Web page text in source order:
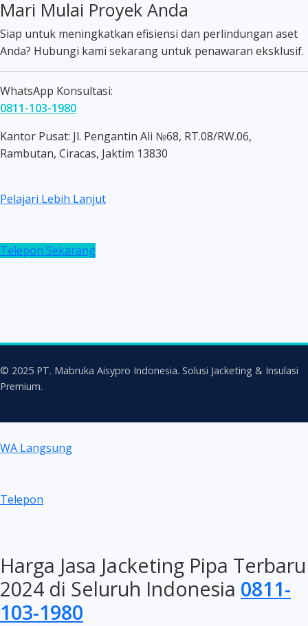
Mari Mulai Proyek Anda
Siap untuk meningkatkan efisiensi dan perlindungan aset
Anda? Hubungi kami sekarang untuk penawaran eksklusif.
WhatsApp Konsultasi:
0811-103-1980
Kantor Pusat: Jl. Pengantin Ali №68, RT.08/RW.06,
Rambutan, Ciracas, Jaktim 13830
Pelajari Lebih Lanjut
Telepon Sekarang
© 2025 PT. Mabruka Aisypro Indonesia. Solusi Jacketing & Insulasi
Premium.
WA Langsung
Telepon
Harga Jasa Jacketing Pipa Terbaru
2024 di Seluruh Indonesia 0811-
103-1980